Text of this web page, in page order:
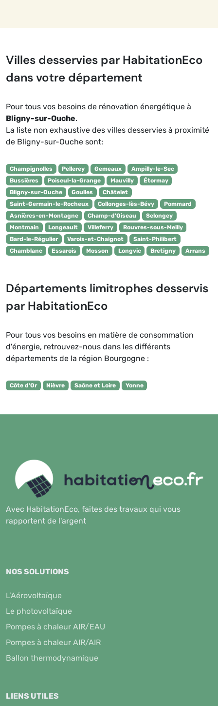
Villes desservies par HabitationEco
dans votre département
Pour tous vos besoins de rénovation énergétique à
Bligny-sur-Ouche.
La liste non exhaustive des villes desservies à proximité
de Bligny-sur-Ouche sont:
Champignolles Pellerey Gemeaux
Ampilly-le-Sec
Bussières
Poiseul-la-Grange Mauvilly
Étormay
Bligny-sur-Ouche
Goulles
Châtelet
Saint-Germain-le-Rocheux
Collonges-lès-Bévy
Pommard
Asnières-en-Montagne
Champ-d'Oiseau
Selongey
Montmain
Longeault Villeferry
Rouvres-sous-Meilly
Bard-le-Régulier
Varois-et-Chaignot
Saint-Philibert
Chamblanc
Essarois Mosson Longvic Bretigny Arrans
Départements limitrophes desservis
par HabitationEco
Pour tous vos besoins en matière de consommation
d'énergie, retrouvez-nous dans les différents
départements de la région Bourgogne :
Côte d'Or Nièvre Saône et Loire Yonne
Avec HabitationEco, faites des travaux qui vous
rapportent de l'argent
NOS SOLUTIONS
L’Aérovoltaïque
Le photovoltaïque
Pompes à chaleur AIR/EAU
Pompes à chaleur AIR/AIR
Ballon thermodynamique
LIENS UTILES